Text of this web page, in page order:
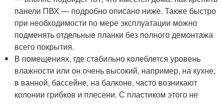
панели ПВХ — подробно описано ниже. Также быстро
при необходимости по мере эксплуатации можно
подменять отдельные планки без полного демонтажа
всего покрытия.
В помещениях, где стабильно колеблется уровень
влажности или он очень высокий, например, на кухне,
в ванной, бассейне, на балконе, часто возникают
колонии грибков и плесени. С пластиком этого не